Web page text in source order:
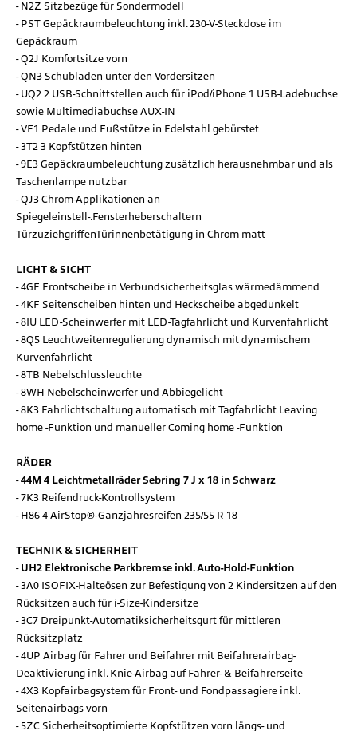
N2Z Sitzbezüge für Sondermodell
PST Gepäckraumbeleuchtung inkl. 230-V-Steckdose im
Gepäckraum
Q2J Komfortsitze vorn
QN3 Schubladen unter den Vordersitzen
UQ2 2 USB-Schnittstellen auch für iPod/iPhone 1 USB-Ladebuchse
sowie Multimediabuchse AUX-IN
VF1 Pedale und Fußstütze in Edelstahl gebürstet
3T2 3 Kopfstützen hinten
9E3 Gepäckraumbeleuchtung zusätzlich herausnehmbar und als
Taschenlampe nutzbar
QJ3 Chrom-Applikationen an
Spiegeleinstell-.Fensterheberschaltern
TürzuziehgriffenTürinnenbetätigung in Chrom matt
LICHT & SICHT
4GF Frontscheibe in Verbundsicherheitsglas wärmedämmend
4KF Seitenscheiben hinten und Heckscheibe abgedunkelt
8IU LED-Scheinwerfer mit LED-Tagfahrlicht und Kurvenfahrlicht
8Q5 Leuchtweitenregulierung dynamisch mit dynamischem
Kurvenfahrlicht
8TB Nebelschlussleuchte
8WH Nebelscheinwerfer und Abbiegelicht
8K3 Fahrlichtschaltung automatisch mit Tagfahrlicht Leaving
home -Funktion und manueller Coming home -Funktion
RÄDER
44M 4 Leichtmetallräder Sebring 7 J x 18 in Schwarz
7K3 Reifendruck-Kontrollsystem
H86 4 AirStop®-Ganzjahresreifen 235/55 R 18
TECHNIK & SICHERHEIT
UH2 Elektronische Parkbremse inkl. Auto-Hold-Funktion
3A0 ISOFIX-Halteösen zur Befestigung von 2 Kindersitzen auf den
Rücksitzen auch für i-Size-Kindersitze
3C7 Dreipunkt-Automatiksicherheitsgurt für mittleren
Rücksitzplatz
4UP Airbag für Fahrer und Beifahrer mit Beifahrerairbag-
Deaktivierung inkl. Knie-Airbag auf Fahrer- & Beifahrerseite
4X3 Kopfairbagsystem für Front- und Fondpassagiere inkl.
Seitenairbags vorn
5ZC Sicherheitsoptimierte Kopfstützen vorn längs- und